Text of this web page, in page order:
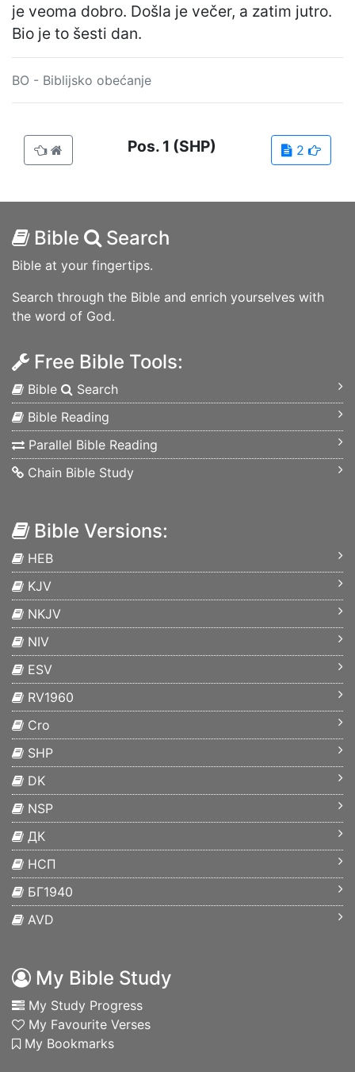
je veoma dobro. Došla je večer, a zatim jutro.
Bio je to šesti dan.
BO - Biblijsko obećanje
2
Pos. 1 (SHP)
Bible Search
Bible at your fingertips.
Search through the Bible and enrich yourselves with
the word of God.
Free Bible Tools:
Bible
Search
Bible Reading
Parallel Bible Reading
Chain Bible Study
Bible Versions:
HEB
KJV
NKJV
NIV
ESV
RV1960
Cro
SHP
DK
NSP
ДК
НСП
БГ1940
AVD
My Bible Study
My Study Progress
My Favourite Verses
My Bookmarks